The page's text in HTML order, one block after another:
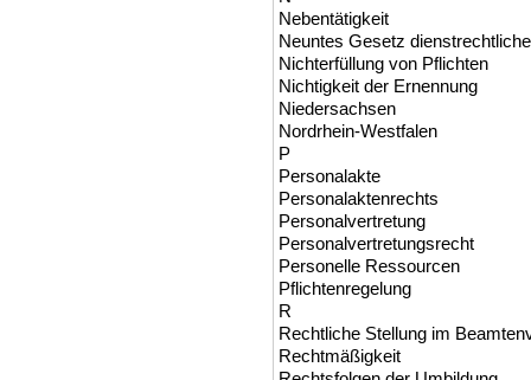
Nebentätigkeit
Neuntes Gesetz
Nichterfüllung von Pflichten
Nichtigkeit der Ernennung
Niedersachsen
Nordrhein-Westfalen
P
Personalakte
Personalaktenrechts
Personalvertretung
Personalvertretungsrecht
Personelle Ressourcen
Pflichtenregelung
R
Rechtliche Stellung im
Rechtmäßigkeit